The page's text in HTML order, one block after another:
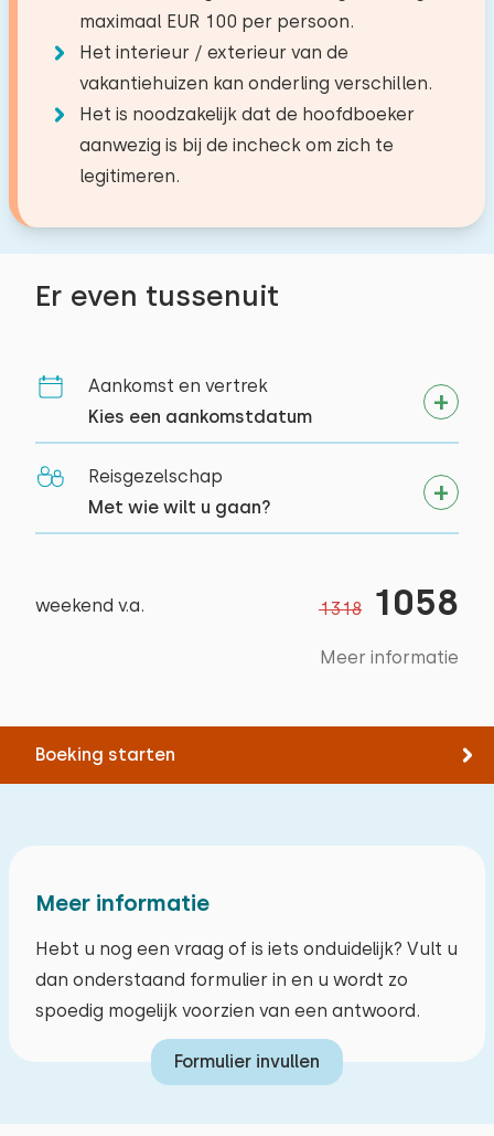
Er even tussenuit
Aantal huisdieren −
Wissen Toepassen
Aankomst en vertrek
Kies een aankomstdatum
Reisgezelschap
Met wie wilt u gaan?
weekend v.a. 1318 1058
Meer informatie
Boeking starten
maximaal EUR 100 per persoon.
Het interieur / exterieur van de
vakantiehuizen kan onderling verschillen.
Het is noodzakelijk dat de hoofdboeker
aanwezig is bij de incheck om zich te
legitimeren.
Waterkoker
Buiten
Privé parkeerplaatsen: 2
Tuinmeubilair
Jongerengroepen (tot 25 jaar)
Slaapkamer 4
Verdieping:
1e verdieping
Slaapplaatsen: 2
Afmetingen: 80 x 200
Bed: Eenpersoons
Afmetingen: 80 x 200
Slaapplaatsen: 2
Bed: Eenpersoons
Dekbed(den): Eenpersoons
Slaapkamer 6
Faciliteiten:
Wastafel
Toilet
Douchecabine
Toiletten: 1
Recreatieplas
Viswater
Golfbaan
2,6 km
Nationaal park
26,9 km
Treinstation
Bushalte
Paardrijden
Fietsen
Zwemmen
Meer informatie
Hebt u nog een vraag of is iets onduidelijk? Vult u
dan onderstaand formulier in en u wordt zo
spoedig mogelijk voorzien van een antwoord.
Formulier invullen
Alle reviews